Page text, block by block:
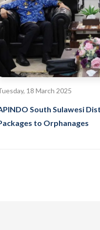
18 March 2025
South Sulawesi
to Orphanages